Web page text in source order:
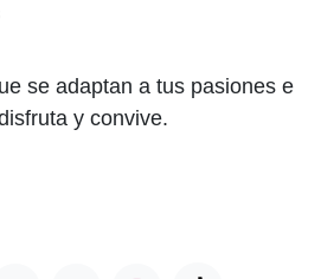
se adaptan a tus pasiones e
y convive.